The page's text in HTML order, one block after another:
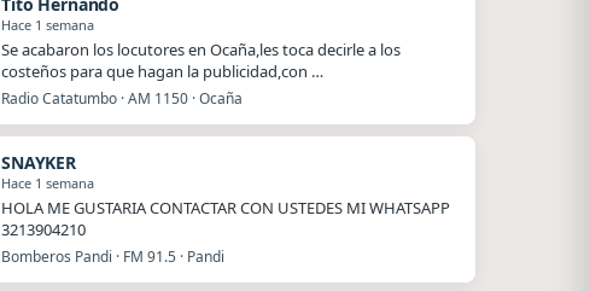
Hace 1 semana
Se acabaron los locutores en Ocaña,les toca decirle a los
costeños para que hagan la publicidad,con …
Radio Catatumbo · AM 1150 · Ocaña
SNAYKER
Hace 1 semana
HOLA ME GUSTARIA CONTACTAR CON USTEDES MI WHATSAPP
3213904210
Bomberos Pandi · FM 91.5 · Pandi